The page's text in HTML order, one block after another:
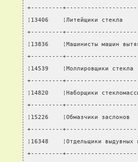
+---------
¦13406    ¦Литейщики
+---------
¦13836    ¦Машинисты машин
+---------
¦14539
+---------
¦14820    ¦Наборщики
+---------
¦15226    ¦Обмазчики
+---------
¦16348    ¦Отдельщики
+---------